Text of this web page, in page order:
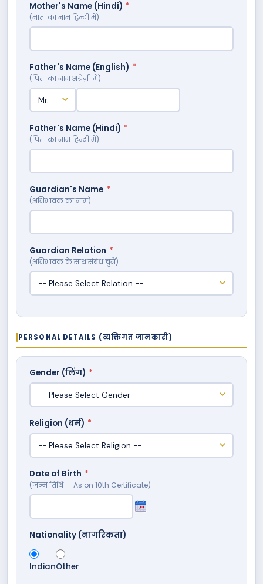
Mother's Name (Hindi) *
(माता का नाम हिन्दी में)
Father's Name (English) *
(पिता का नाम अंग्रेज़ी में)
Father's Name (Hindi) *
(पिता का नाम हिन्दी में)
Guardian's Name *
(अभिभावक का नाम)
Guardian Relation *
(अभिभावक के साथ संबंध चुनें)
PERSONAL DETAILS (व्यक्तिगत जानकारी)
Gender (लिंग) *
Religion (धर्म) *
Date of Birth *
(जन्म तिथि — As on 10th Certificate)
Nationality (नागरिकता)
IndianOther